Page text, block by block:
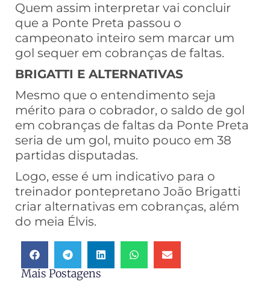
Quem assim interpretar vai concluir
que a Ponte Preta passou o
campeonato inteiro sem marcar um
gol sequer em cobranças de faltas.
BRIGATTI E ALTERNATIVAS
Mesmo que o entendimento seja
mérito para o cobrador, o saldo de gol
em cobranças de faltas da Ponte Preta
seria de um gol, muito pouco em 38
partidas disputadas.
Logo, esse é um indicativo para o
treinador pontepretano João Brigatti
criar alternativas em cobranças, além
do meia Élvis.
Mais Postagens